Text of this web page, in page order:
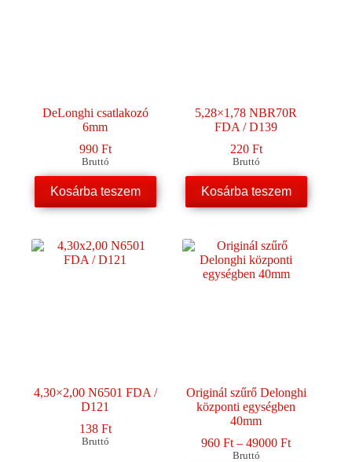
DeLonghi csatlakozó
6mm
990 Ft
Bruttó
Kosárba teszem
5,28×1,78 NBR70R
FDA / D139
220 Ft
Bruttó
Kosárba teszem
4,30×2,00 N6501 FDA /
D121
138 Ft
Bruttó
Originál szűrő Delonghi
központi egységben
40mm
960Ft – 49000Ft
Bruttó